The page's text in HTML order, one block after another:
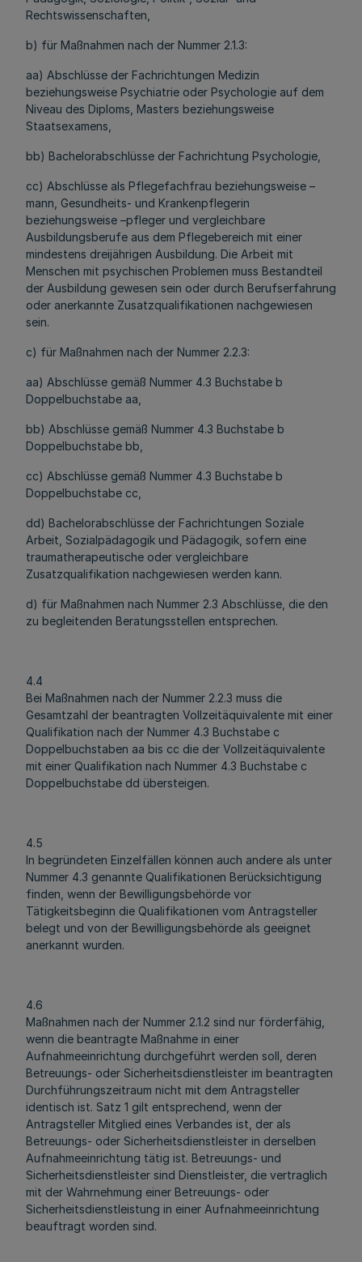
Rechtswissenschaften,
b) für Maßnahmen nach der Nummer 2.1.3:
aa) Abschlüsse der Fachrichtungen Medizin
beziehungsweise Psychiatrie oder Psychologie auf dem
Niveau des Diploms, Masters beziehungsweise
Staatsexamens,
bb) Bachelorabschlüsse der Fachrichtung Psychologie,
cc) Abschlüsse als Pflegefachfrau beziehungsweise –
mann, Gesundheits- und Krankenpflegerin
beziehungsweise –pfleger und vergleichbare
Ausbildungsberufe aus dem Pflegebereich mit einer
mindestens dreijährigen Ausbildung. Die Arbeit mit
Menschen mit psychischen Problemen muss Bestandteil
der Ausbildung gewesen sein oder durch Berufserfahrung
oder anerkannte Zusatzqualifikationen nachgewiesen
sein.
c) für Maßnahmen nach der Nummer 2.2.3:
aa) Abschlüsse gemäß Nummer 4.3 Buchstabe b
Doppelbuchstabe aa,
bb) Abschlüsse gemäß Nummer 4.3 Buchstabe b
Doppelbuchstabe bb,
cc) Abschlüsse gemäß Nummer 4.3 Buchstabe b
Doppelbuchstabe cc,
dd) Bachelorabschlüsse der Fachrichtungen Soziale
Arbeit, Sozialpädagogik und Pädagogik, sofern eine
traumatherapeutische oder vergleichbare
Zusatzqualifikation nachgewiesen werden kann.
d) für Maßnahmen nach Nummer 2.3 Abschlüsse, die den
zu begleitenden Beratungsstellen entsprechen.
4.4
Bei Maßnahmen nach der Nummer 2.2.3 muss die
Gesamtzahl der beantragten Vollzeitäquivalente mit einer
Qualifikation nach der Nummer 4.3 Buchstabe c
Doppelbuchstaben aa bis cc die der Vollzeitäquivalente
mit einer Qualifikation nach Nummer 4.3 Buchstabe c
Doppelbuchstabe dd übersteigen.
4.5
In begründeten Einzelfällen können auch andere als unter
Nummer 4.3 genannte Qualifikationen Berücksichtigung
finden, wenn der Bewilligungsbehörde vor
Tätigkeitsbeginn die Qualifikationen vom Antragsteller
belegt und von der Bewilligungsbehörde als geeignet
anerkannt wurden.
4.6
Maßnahmen nach der Nummer 2.1.2 sind nur förderfähig,
wenn die beantragte Maßnahme in einer
Aufnahmeeinrichtung durchgeführt werden soll, deren
Betreuungs- oder Sicherheitsdienstleister im beantragten
Durchführungszeitraum nicht mit dem Antragsteller
identisch ist. Satz 1 gilt entsprechend, wenn der
Antragsteller Mitglied eines Verbandes ist, der als
Betreuungs- oder Sicherheitsdienstleister in derselben
Aufnahmeeinrichtung tätig ist. Betreuungs- und
Sicherheitsdienstleister sind Dienstleister, die vertraglich
mit der Wahrnehmung einer Betreuungs- oder
Sicherheitsdienstleistung in einer Aufnahmeeinrichtung
beauftragt worden sind.